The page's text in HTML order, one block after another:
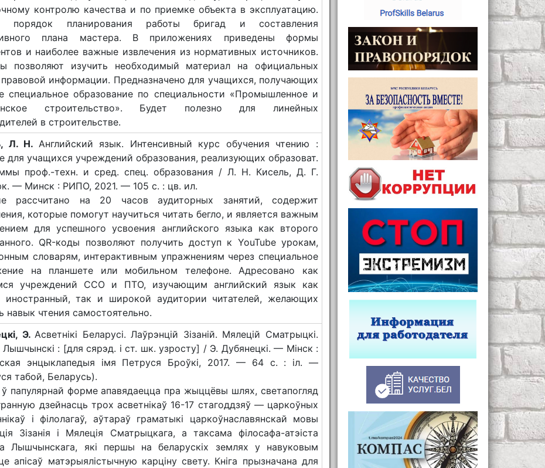
контролю качества и по приемке объекта в эксплуатацию.
порядок планирования работы бригад и составления
плана мастера. В приложениях приведены формы
и наиболее важные извлечения из нормативных источников.
позволяют изучить необходимый материал на официальных
правовой информации. Предназначено для учащихся, получающих
специальное образование по специальности «Промышленное и
строительство». Будет полезно для линейных
в строительстве.
Л. Н. Английский язык. Интенсивный курс обучения чтению :
для учащихся учреждений образования, реализующих образоват.
проф.-техн. и сред. спец. образования / Л. Н. Кисель, Д. Г.
— Минск : РИПО, 2021. — 105 с. : цв. ил.
рассчитано на 20 часов аудиторных занятий, содержит
которые помогут научиться читать бегло, и является важным
для успешного усвоения английского языка как второго
QR-коды позволяют получить доступ к YouTube урокам,
словарям, интерактивным упражнениям через специальное
на планшете или мобильном телефоне. Адресовано как
учреждений ССО и ПТО, изучающим английский язык как
иностранный, так и широкой аудитории читателей, желающих
навык чтения самостоятельно.
Э. Асветнікі Беларусі. Лаўрэнцій Зізаній. Мялецій Сматрыцкі.
Лышчынскі : [для сярэд. і ст. шк. узросту] / Э. Дубянецкі. — Мінск :
энцыклапедыя імя Петруся Броўкі, 2017. — 64 с. : іл. —
табой, Беларусь).
ў папулярнай форме апавядаецца пра жыццёвы шлях, светапогляд
дзейнасць трох асветнікаў 16-17 стагоддзяў — царкоўных
і філолагаў, аўтараў граматыкі царкоўнаславянскай мовы
Зізанія і Мялеція Сматрыцкага, а таксама філосафа-атэіста
Лышчынскага, які першы на беларускіх землях у навуковым
апісаў матэрыялістычную карціну свету. Кніга прызначана для
Отправить X